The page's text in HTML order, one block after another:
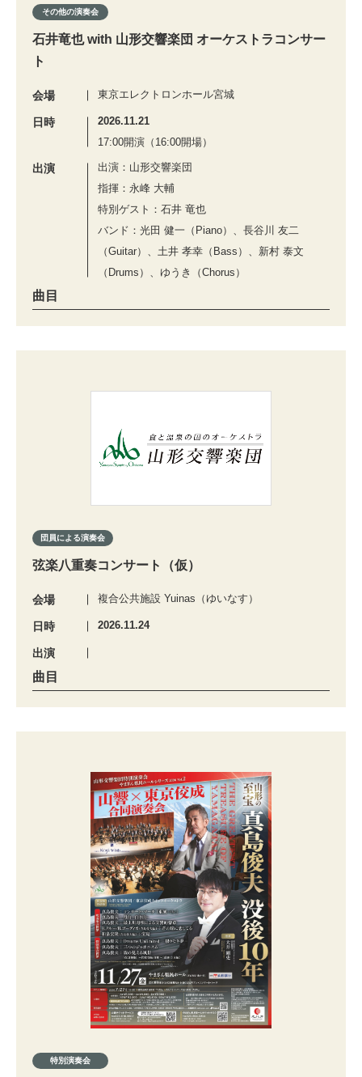
その他の演奏会
石井竜也 with 山形交響楽団 オーケストラコンサー
ト
会場 東京エレクトロンホール宮城
日時
2026.11.21
17:00開演（16:00開場）
出演
出演：山形交響楽団
指揮：永峰 大輔
特別ゲスト：石井 竜也
バンド：光田 健一（Piano）、長谷川 友二
（Guitar）、土井 孝幸（Bass）、新村 泰文
（Drums）、ゆうき（Chorus）
曲目
団員による演奏会
弦楽八重奏コンサート（仮）
会場 複合公共施設 Yuinas（ゆいなす）
日時 2026.11.24
出演
曲目
特別演奏会